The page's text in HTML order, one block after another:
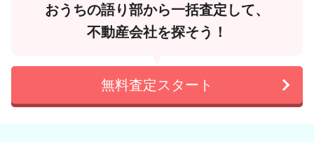
おうちの語り部から一括査定して、
不動産会社を探そう！
無料査定スタート